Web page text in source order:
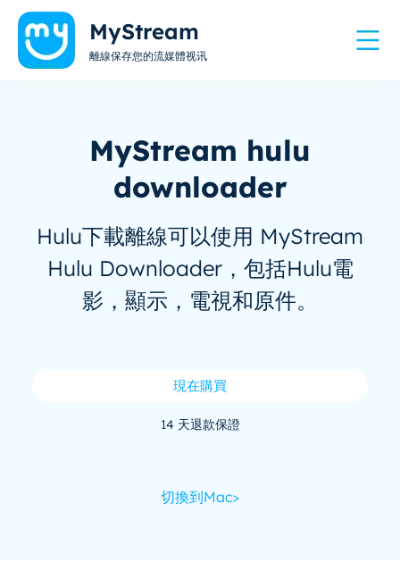
MyStream
離線保存您的流媒體视讯
MyStream hulu
downloader
Hulu下載離線可以使用 MyStream
Hulu Downloader，包括Hulu電
影，顯示，電視和原件。
現在購買
14 天退款保證
切換到Mac>